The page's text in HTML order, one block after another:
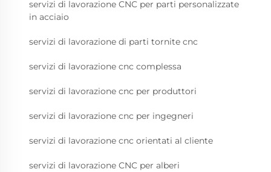
servizi di lavorazione CNC per parti personalizzate
in acciaio
servizi di lavorazione di parti tornite cnc
servizi di lavorazione cnc complessa
servizi di lavorazione cnc per produttori
servizi di lavorazione cnc per ingegneri
servizi di lavorazione cnc orientati al cliente
servizi di lavorazione CNC per alberi